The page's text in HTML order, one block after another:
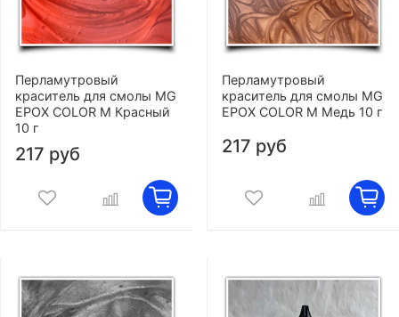
Перламутровый
краситель для смолы MG
EPOX COLOR M Красный
10 г
217 руб
Перламутровый
краситель для смолы MG
EPOX COLOR M Медь 10 г
217 руб